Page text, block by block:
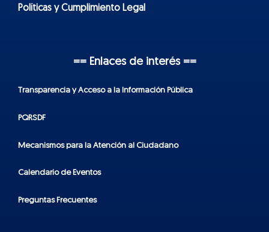
Políticas y Cumplimiento Legal
== Enlaces de interés ==
Transparencia y Acceso a la Información Pública
PQRSDF
Mecanismos para la Atención al Ciudadano
Calendario de Eventos
Preguntas Frecuentes